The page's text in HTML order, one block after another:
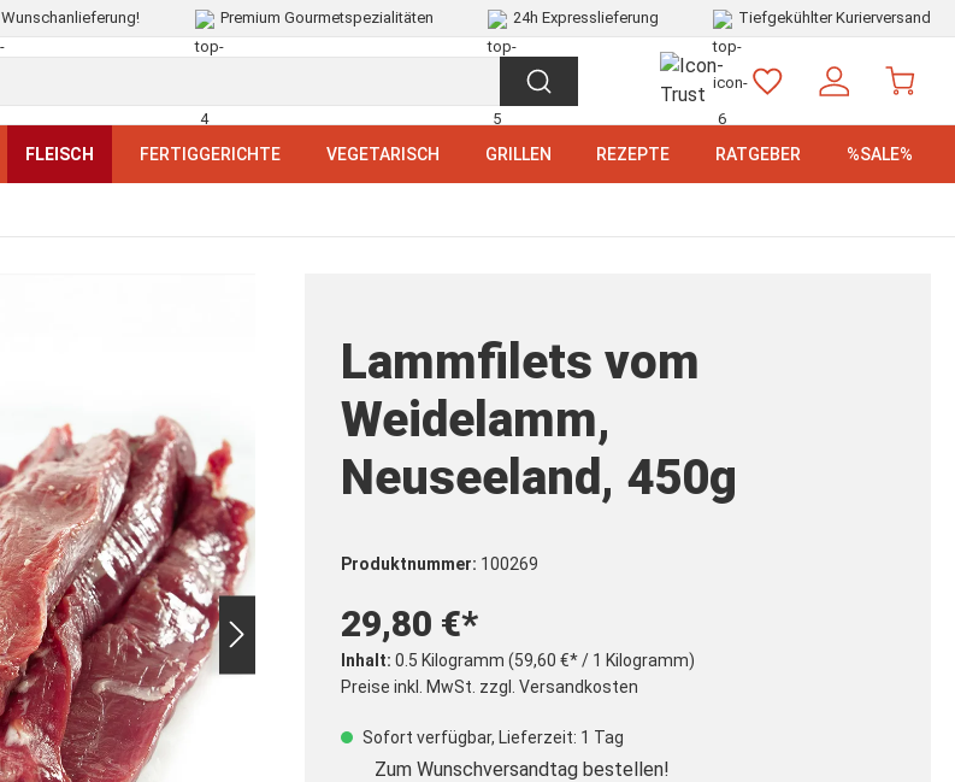
Wunschanlieferung! Premium Gourmetspezialitäten 24h Expresslieferung Tiefgekühlter Kurierversand
FLEISCH FERTIGGERICHTE VEGETARISCH GRILLEN REZEPTE RATGEBER %SALE%
Lammfilets vom
Weidelamm,
Neuseeland, 450g
Produktnummer: 100269
29,80 €*
Inhalt: 0.5 Kilogramm (59,60 €* / 1 Kilogramm)
Preise inkl. MwSt. zzgl. Versandkosten
Sofort verfügbar, Lieferzeit: 1 Tag
Zum Wunschversandtag bestellen!